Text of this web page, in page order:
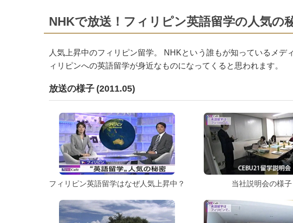
NHKで放送！フィリピン英語留学の人気の
人気上昇中のフィリピン留学。 NHKという誰もが知っているメ
ィリピンへの英語留学が身近なものになってくると思われます。
放送の様子 (2011.05)
フィリピン英語留学はなぜ人気上昇中？ 当社説明会の様子